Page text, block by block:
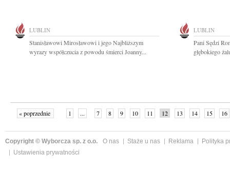
LUBLIN
Stanisławowi Mirosławowi i jego Najbliższym
wyrazy współczucia z powodu śmierci Joanny...
LUBLIN
Pani Sędzi
głębokiego
« poprzednie 1 ... 7 8 9 10 11 12 13 14 15 16
Copyright © Wyborcza sp. z o.o. O nas Staże u nas Reklama
Polityka
Ustawienia prywatności